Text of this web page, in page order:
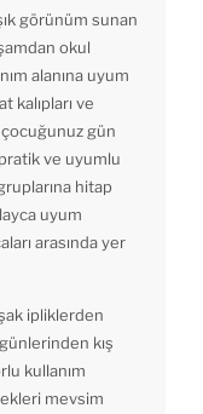
görünüm sunan
okul
alanına uyum
kalıpları ve
gün
ve uyumlu
hitap
uyum
arasında yer
ipliklerden
kış
kullanım
mevsim